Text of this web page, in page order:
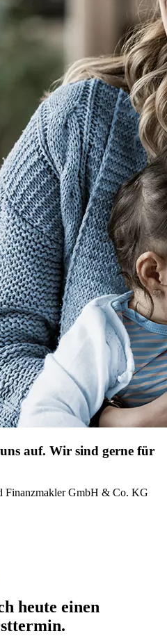
auf. Wir sind gerne für
Finanzmakler GmbH & Co. KG
heute einen